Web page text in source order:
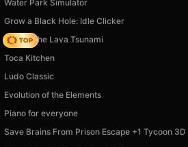
Water Park Simulator
Grow a Black Hole: Idle Clicker
Robby The Lava Tsunami
Toca Kitchen
Ludo Classic
Evolution of the Elements
Piano for everyone
Save Brains From Prison Escape +1 Tycoon 3D